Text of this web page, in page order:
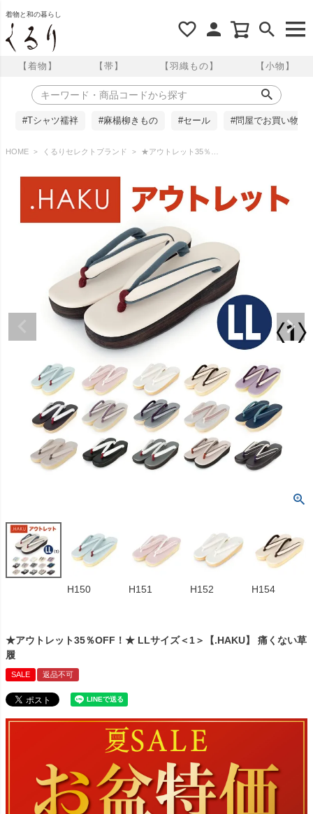
着物と和の暮らし
【着物】 【帯】 【羽織もの】 【小物】
#Tシャツ襦袢 #麻楊柳きもの #セール #問屋でお買い物
HOME くるりセレクトブランド ★アウトレット35％OFF！★ LLサイズ＜1＞【.HAKU】 痛くない草履
H150 H151 H152 H154
★アウトレット35％OFF！★ LLサイズ＜1＞【.HAKU】 痛くない草
履
SALE 返品不可